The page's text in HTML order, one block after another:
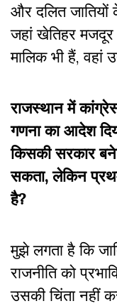
और दलित जातियों
जहां खेतिहर
मालिक भी हैं, वहां
राजस्थान में
गणना का आदेश
किसकी सरकार
सकता, लेकिन
है?
मुझे लगता है कि
राजनीति को
उसकी चिंता नहीं